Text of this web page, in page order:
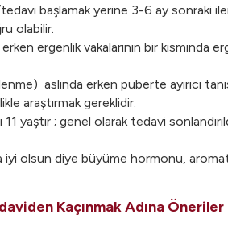
başlamak yerine 3-6 ay sonraki
olabilir.
ergenlik vakalarının bir
aslında erken puberte ayırıcı
araştırmak gereklidir.
yaştır ; genel olarak tedavi
iyi olsun diye büyüme hormonu,
Kaçınmak Adına